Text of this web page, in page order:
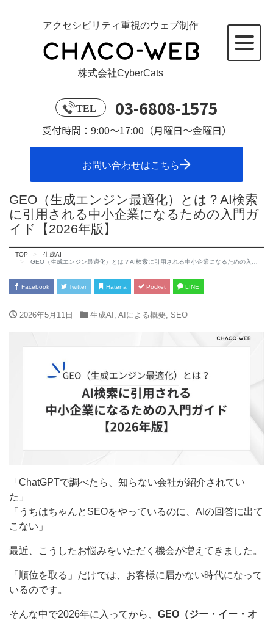
アクセシビリティ重視のウェブ制作
株式会社CyberCats
TEL 03-6808-1575
受付時間：9:00～17:00（月曜日～金曜日）
お問い合わせはこちら
GEO（生成エンジン最適化）とは？AI検索
に引用される中小企業になるための入門ガ
イド【2026年版】
TOP
生成AI
GEO（生成エンジン最適化）とは？AI検索に引用される中小企業になるための入門ガイド【2026年版】
Facebook Twitter Hatena Pocket LINE
2026年5月11日 生成AI AIによる概要, SEO
「ChatGPTで調べたら、知らない会社が紹介されてい
た」
「うちはちゃんとSEOをやっているのに、AIの回答に出て
こない」
最近、こうしたお悩みをいただく機会が増えてきました。
「順位を取る」だけでは、お客様に届かない時代になって
いるのです。
そんな中で2026年に入ってから、 GEO（ジー・イー・オ